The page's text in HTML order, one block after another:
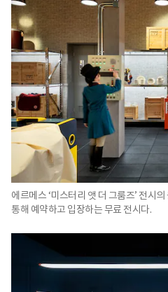
에르메스 ‘미스터리 앳 더 그룸즈’ 전시
통해 예약하고 입장하는 무료 전시다.